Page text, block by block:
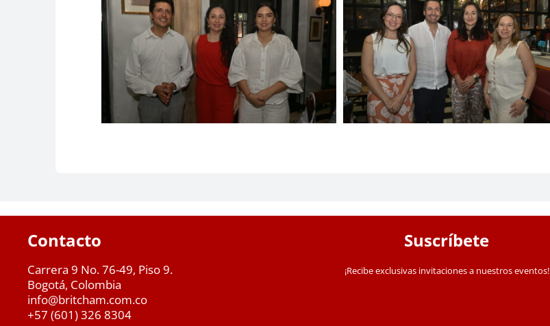
Contacto
Carrera 9 No. 76-49, Piso 9.
Bogotá, Colombia
info@britcham.com.co
+57 (601) 326 8304
Suscríbete
¡Recibe exclusivas invitaciones a nuestros eventos!